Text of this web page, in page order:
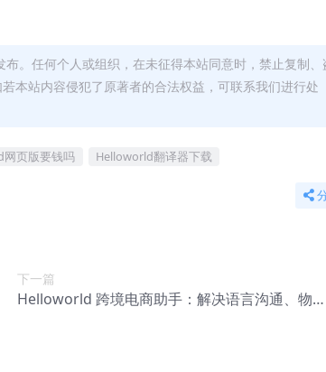
。任何个人或组织，在未征得本站同意时，禁止复制、
本站内容侵犯了原著者的合法权益，可联系我们进行处
页版要钱吗 Helloworld翻译器下载
下一篇
Helloworld 跨境电商助手：解决语言沟通、物流